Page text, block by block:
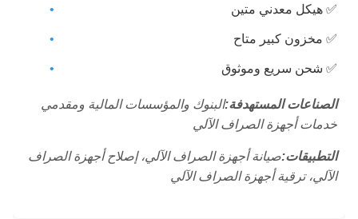
✅ هيكل معدني متين
✅ مخزون كبير متاح
✅ شحن سريع وموثوق
الصناعات المستهدفة:البنوك والمؤسسات المالية ومقدمي
خدمات أجهزة الصراف الآلي
التطبيقات:صيانة أجهزة الصراف الآلي، إصلاح أجهزة الصراف
الآلي، ترقية أجهزة الصراف الآلي